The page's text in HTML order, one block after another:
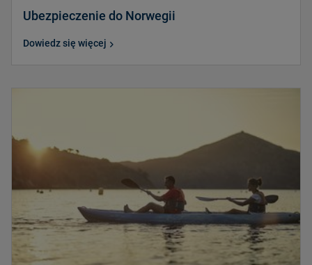
Ubezpieczenie do Norwegii
Dowiedz się więcej